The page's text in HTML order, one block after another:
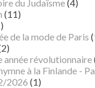
du Judaïsme(4)
(11)
de la mode de Paris
année révolutionnaire
à la Finlande -
2026 (1)